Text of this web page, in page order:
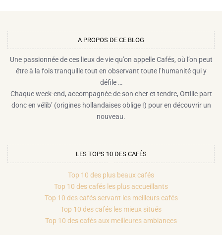
A PROPOS DE CE BLOG​
Une passionnée de ces lieux de vie qu’on appelle Cafés, où l’on peut
être à la fois tranquille tout en observant toute l’humanité qui y
défile …
Chaque week-end, accompagnée de son cher et tendre, Ottilie part
donc en vélib’ (origines hollandaises oblige !) pour en découvrir un
nouveau.
LES TOPS 10 DES CAFÉS
Top 10 des plus beaux cafés
Top 10 des cafés les plus accueillants
Top 10 des cafés servant les meilleurs cafés
Top 10 des cafés les mieux situés
Top 10 des cafés aux meilleures ambiances